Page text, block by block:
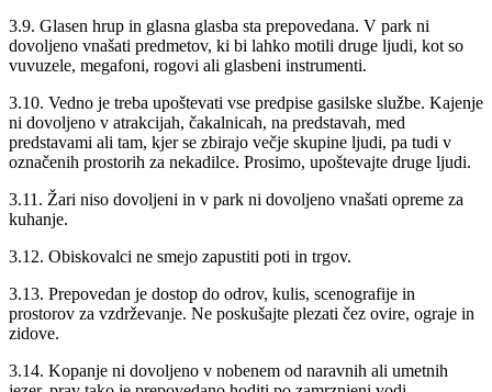
3.9. Glasen hrup in glasna glasba sta prepovedana. V park ni
dovoljeno vnašati predmetov, ki bi lahko motili druge ljudi, kot so
vuvuzele, megafoni, rogovi ali glasbeni instrumenti.
3.10. Vedno je treba upoštevati vse predpise gasilske službe. Kajenje
ni dovoljeno v atrakcijah, čakalnicah, na predstavah, med
predstavami ali tam, kjer se zbirajo večje skupine ljudi, pa tudi v
označenih prostorih za nekadilce. Prosimo, upoštevajte druge ljudi.
3.11. Žari niso dovoljeni in v park ni dovoljeno vnašati opreme za
kuhanje.
3.12. Obiskovalci ne smejo zapustiti poti in trgov.
3.13. Prepovedan je dostop do odrov, kulis, scenografije in
prostorov za vzdrževanje. Ne poskušajte plezati čez ovire, ograje in
zidove.
3.14. Kopanje ni dovoljeno v nobenem od naravnih ali umetnih